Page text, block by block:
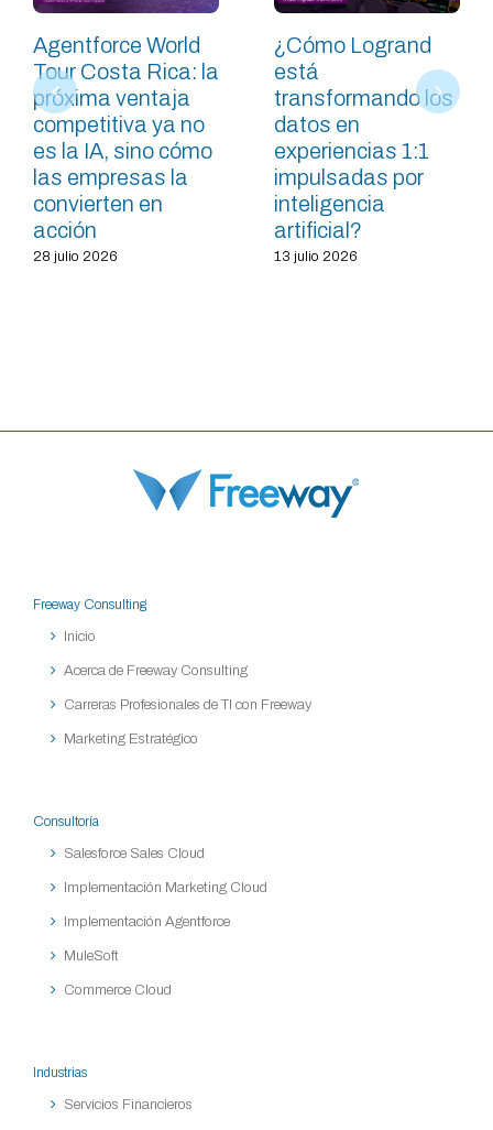
Agentforce World
Tour Costa Rica: la
próxima ventaja
competitiva ya no
es la IA, sino cómo
las empresas la
convierten en
acción
28 julio 2026
¿Cómo Logrand
está
transformando los
datos en
experiencias 1:1
impulsadas por
inteligencia
artificial?
13 julio 2026
Freeway Consulting
Inicio
Acerca de Freeway Consulting
Carreras Profesionales de TI con Freeway
Marketing Estratégico
Consultoría
Salesforce Sales Cloud
Implementación Marketing Cloud
Implementación Agentforce
MuleSoft
Commerce Cloud
Industrias
Servicios Financieros